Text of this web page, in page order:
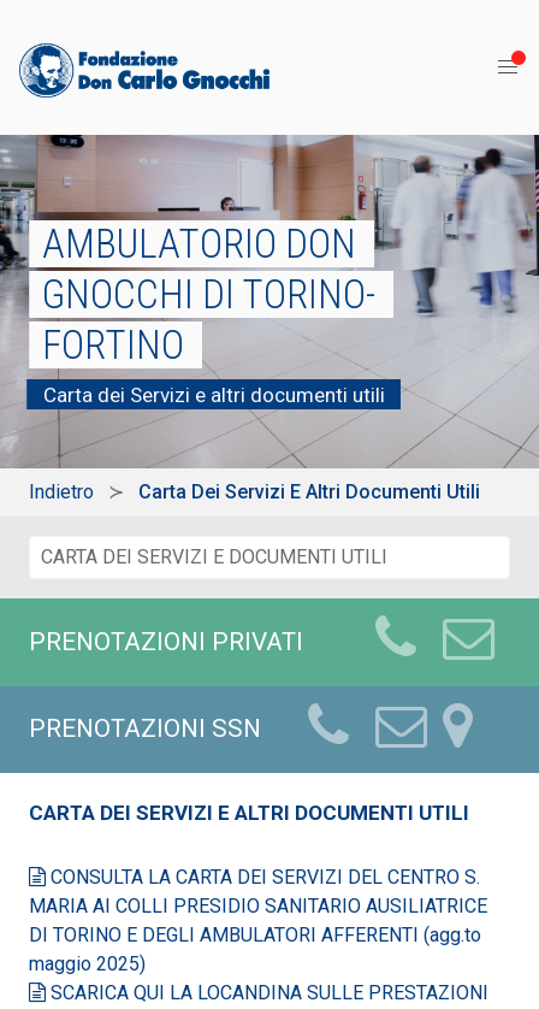
AMBULATORIO DON
GNOCCHI DI TORINO-
FORTINO
Carta dei Servizi e altri documenti utili
Indietro Carta Dei Servizi E Altri Documenti Utili
PRENOTAZIONI PRIVATI
PRENOTAZIONI SSN
CARTA DEI SERVIZI E ALTRI DOCUMENTI UTILI
CONSULTA LA CARTA DEI SERVIZI DEL CENTRO S.
MARIA AI COLLI PRESIDIO SANITARIO AUSILIATRICE
DI TORINO E DEGLI AMBULATORI AFFERENTI (agg.to
maggio 2025)
SCARICA QUI LA LOCANDINA SULLE PRESTAZIONI